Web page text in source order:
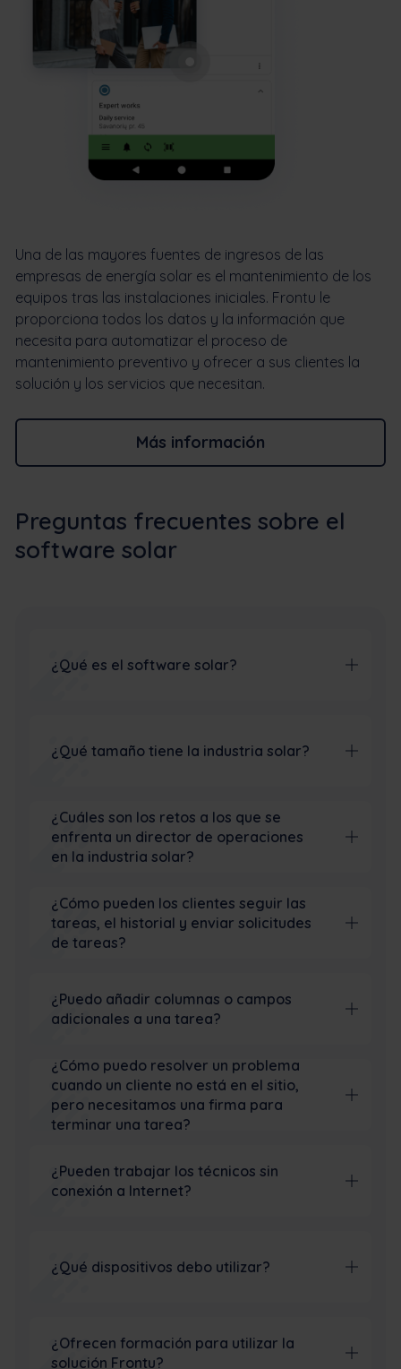
Una de las mayores fuentes de ingresos de las
empresas de energía solar es el mantenimiento de los
equipos tras las instalaciones iniciales. Frontu le
proporciona todos los datos y la información que
necesita para automatizar el proceso de
mantenimiento preventivo y ofrecer a sus clientes la
solución y los servicios que necesitan.
Más información
Preguntas frecuentes sobre el
software solar
¿Qué es el software solar?
¿Qué tamaño tiene la industria solar?
¿Cuáles son los retos a los que se
enfrenta un director de operaciones
en la industria solar?
¿Cómo pueden los clientes seguir las
tareas, el historial y enviar solicitudes
de tareas?
¿Puedo añadir columnas o campos
adicionales a una tarea?
¿Cómo puedo resolver un problema
cuando un cliente no está en el sitio,
pero necesitamos una firma para
terminar una tarea?
¿Pueden trabajar los técnicos sin
conexión a Internet?
¿Qué dispositivos debo utilizar?
¿Ofrecen formación para utilizar la
solución Frontu?